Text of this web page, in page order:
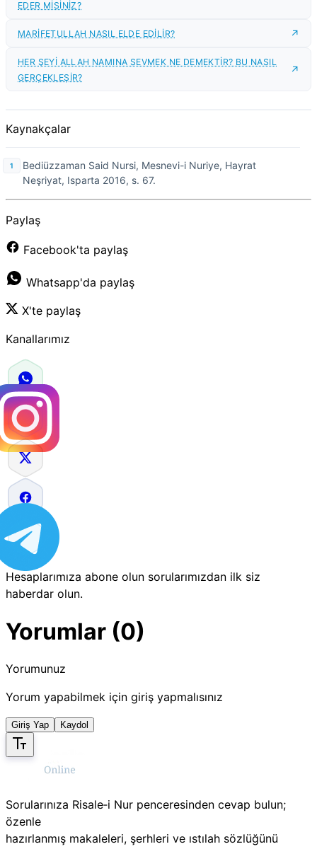
EDER MİSİNİZ?
MARİFETULLAH NASIL ELDE EDİLİR?
HER ŞEYİ ALLAH NAMINA SEVMEK NE DEMEKTİR? BU NASIL
GERÇEKLEŞİR?
Kaynakçalar
Bediüzzaman Said Nursi, Mesnevi-i Nuriye, Hayrat
Neşriyat, Isparta 2016, s. 67.
Paylaş
Facebook'ta paylaş
Whatsapp'da paylaş
X'te paylaş
Kanallarımız
Hesaplarımıza abone olun sorularımızdan ilk siz
haberdar olun.
Yorumlar (0)
Yorumunuz
Yorum yapabilmek için giriş yapmalısınız
Giriş Yap Kaydol
Sorularınıza Risale‑i Nur penceresinden cevap bulun;
özenle
hazırlanmış makaleleri, şerhleri ve ıstılah sözlüğünü